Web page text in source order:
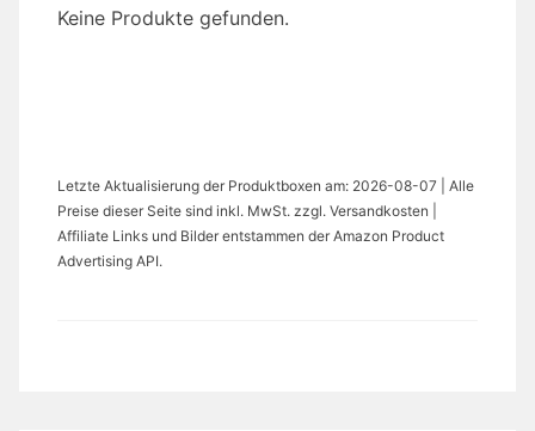
Keine Produkte gefunden.
Letzte Aktualisierung der Produktboxen am: 2026-08-07 | Alle
Preise dieser Seite sind inkl. MwSt. zzgl. Versandkosten |
Affiliate Links und Bilder entstammen der Amazon Product
Advertising API.